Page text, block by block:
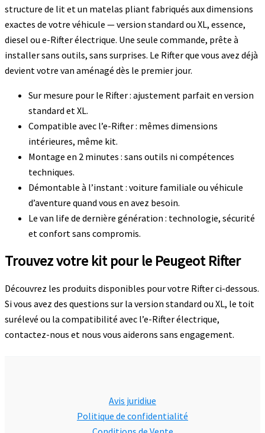
structure de lit et un matelas pliant fabriqués aux dimensions
exactes de votre véhicule — version standard ou XL, essence,
diesel ou e-Rifter électrique. Une seule commande, prête à
installer sans outils, sans surprises. Le Rifter que vous avez déjà
devient votre van aménagé dès le premier jour.
Sur mesure pour le Rifter : ajustement parfait en version
standard et XL.
Compatible avec l’e-Rifter : mêmes dimensions
intérieures, même kit.
Montage en 2 minutes : sans outils ni compétences
techniques.
Démontable à l’instant : voiture familiale ou véhicule
d’aventure quand vous en avez besoin.
Le van life de dernière génération : technologie, sécurité
et confort sans compromis.
Trouvez votre kit pour le Peugeot Rifter
Découvrez les produits disponibles pour votre Rifter ci-dessous.
Si vous avez des questions sur la version standard ou XL, le toit
surélevé ou la compatibilité avec l’e-Rifter électrique,
contactez-nous et nous vous aiderons sans engagement.
Avis juridiue
Politique de confidentialité